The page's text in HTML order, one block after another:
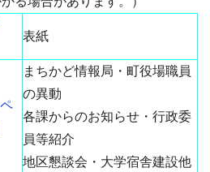
表紙
まちかど情報局・町役場職員
の異動
各課からのお知らせ・行政委
員等紹介
地区懇談会・大学宿舎建設他